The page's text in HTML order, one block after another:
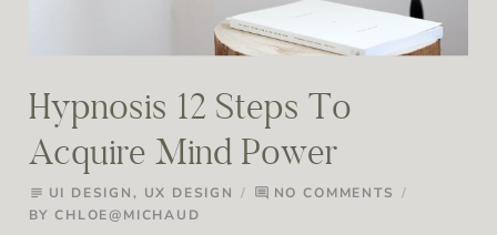
Hypnosis 12 Steps To
Acquire Mind Power
subject UI DESIGN, UX DESIGN comment NO COMMENTS
BYCHLOE@MICHAUD